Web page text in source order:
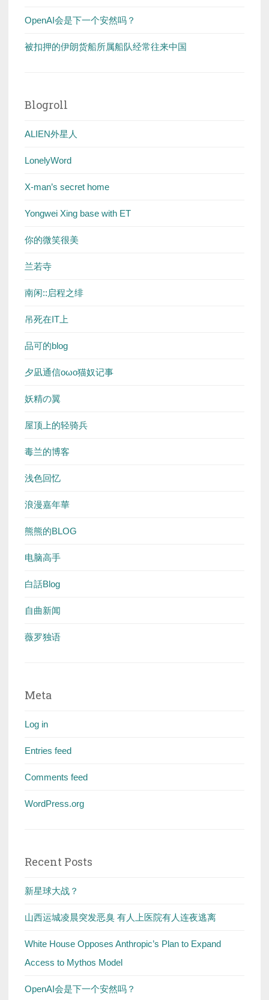
OpenAI会是下一个安然吗？
被扣押的伊朗货船所属船队经常往来中国
Blogroll
ALIEN外星人
LonelyWord
X-man’s secret home
Yongwei Xing base with ET
你的微笑很美
兰若寺
南闲::启程之绯
吊死在IT上
品可的blog
夕凪通信oωo猫奴记事
妖精の翼
屋顶上的轻骑兵
毒兰的博客
浅色回忆
浪漫嘉年華
熊熊的BLOG
电脑高手
白話Blog
自曲新闻
薇罗独语
Meta
Log in
Entries feed
Comments feed
WordPress.org
Recent Posts
新星球大战？
山西运城凌晨突发恶臭 有人上医院有人连夜逃离
White House Opposes Anthropic’s Plan to Expand
Access to Mythos Model
OpenAI会是下一个安然吗？